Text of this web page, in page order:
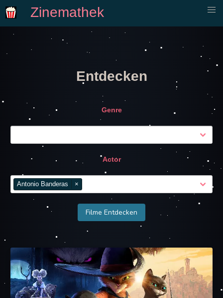
Zinemathek
Entdecken
Genre
Actor
Antonio Banderas ×
Filme Entdecken